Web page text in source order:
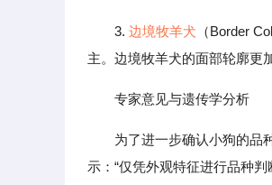
3. 边境牧羊犬 （Border
主。边境牧羊犬的面部轮廓更
专家意见与遗传学分析
为了进一步确认小狗的品
示：“仅凭外观特征进行品种